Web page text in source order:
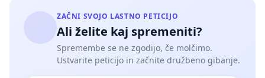
ZAČNI SVOJO LASTNO PETICIJO
Ali želite kaj spremeniti?
Spremembe se ne zgodijo, če molčimo.
Ustvarite peticijo in začnite družbeno gibanje.